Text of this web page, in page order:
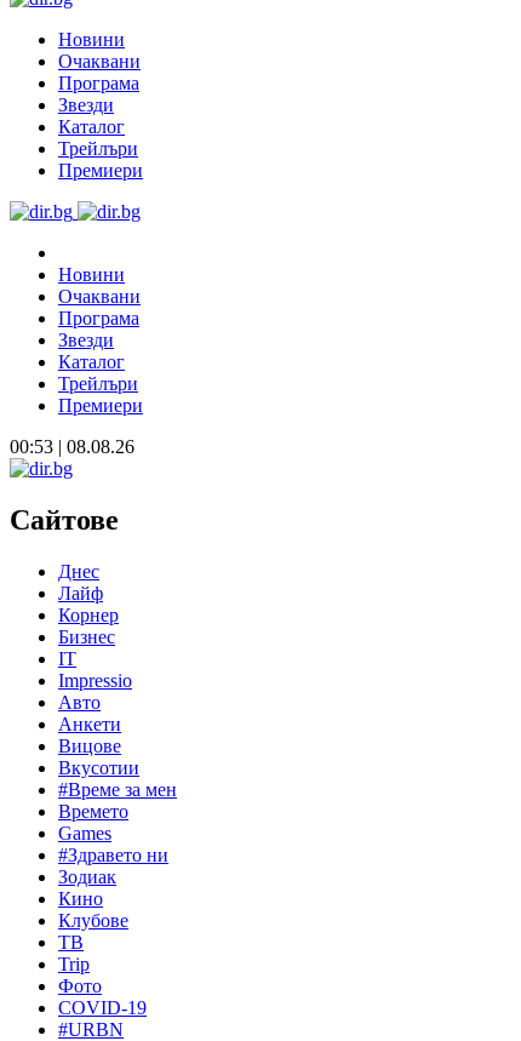
Новини
Очаквани
Програма
Звезди
Каталог
Трейлъри
Премиери
Новини
Очаквани
Програма
Звезди
Каталог
Трейлъри
Премиери
00:53 | 08.08.26
Сайтове
Днес
Лайф
Корнер
Бизнес
IT
Impressio
Авто
Анкети
Вицове
Вкусотии
#Време за мен
Времето
Games
#Здравето ни
Зодиак
Кино
Клубове
ТВ
Trip
Фото
COVID-19
#URBN